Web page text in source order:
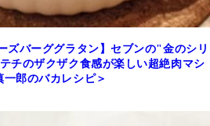
ズバーググラタン】セブンの"金のシリ
チのザクザク食感が楽しい超絶肉マシ
郎のバカレシピ＞